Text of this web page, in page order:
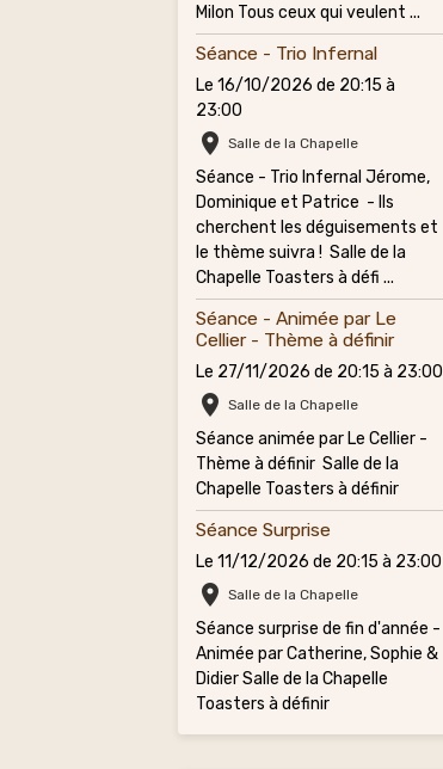
Milon Tous ceux qui veulent ...
Séance - Trio Infernal
Le 16/10/2026 de 20:15 à
23:00
Salle de la Chapelle
Séance - Trio Infernal Jérome,
Dominique et Patrice - Ils
cherchent les déguisements et
le thème suivra ! Salle de la
Chapelle Toasters à défi ...
Séance - Animée par Le
Cellier - Thème à définir
Le 27/11/2026 de 20:15 à 23:00
Salle de la Chapelle
Séance animée par Le Cellier -
Thème à définir Salle de la
Chapelle Toasters à définir
Séance Surprise
Le 11/12/2026 de 20:15 à 23:00
Salle de la Chapelle
Séance surprise de fin d'année -
Animée par Catherine, Sophie &
Didier Salle de la Chapelle
Toasters à définir